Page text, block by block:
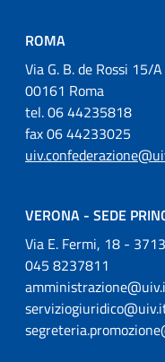
ROMA
Via G. B. de Rossi 15/A
00161 Roma
tel. 06 44235818
fax 06 44233025
VERONA - SEDE
Via E. Fermi, 18 -
045 8237811